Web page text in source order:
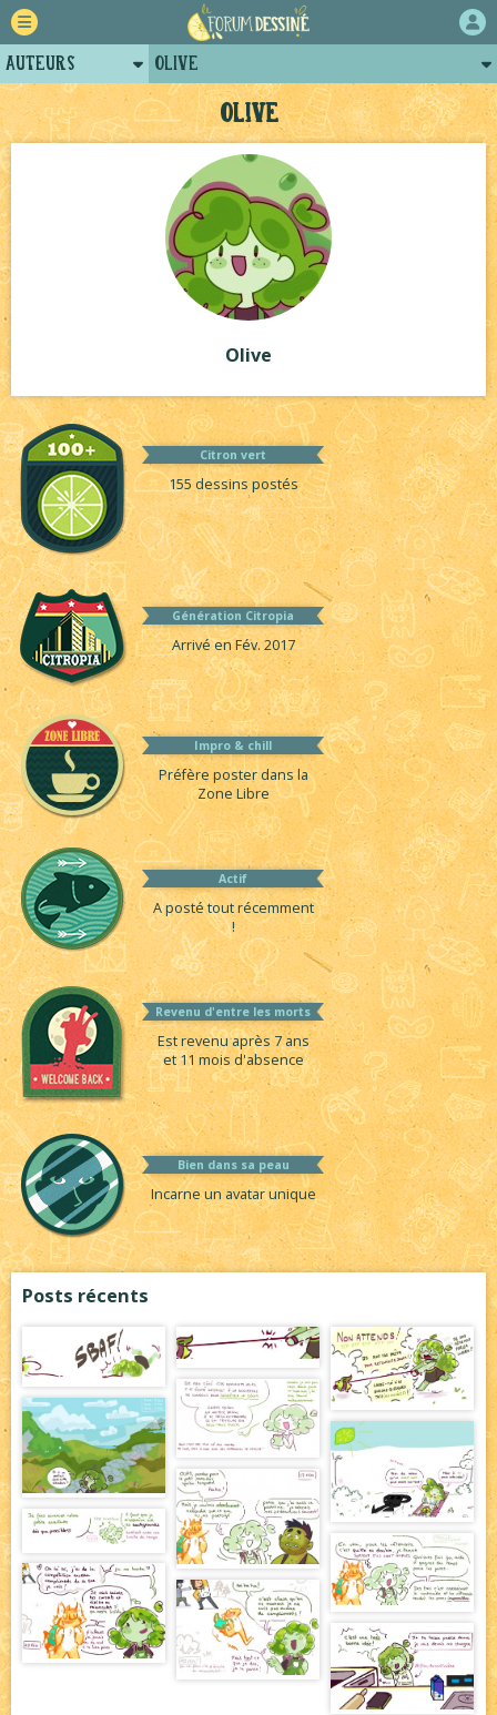
Olive
Olive
Citron vert
155 dessins postés
Génération Citropia
Arrivé en Fév. 2017
Impro & chill
Préfère poster dans la
Zone Libre
Actif
A posté tout récemment
!
Revenu d'entre les morts
Est revenu après 7 ans
et 11 mois d'absence
Bien dans sa peau
Incarne un avatar unique
Posts récents
Auteurs
Retour
Forum
Projets
Tutoriels
Olive
Posts d'Olive
Projets collectifs d'Olive